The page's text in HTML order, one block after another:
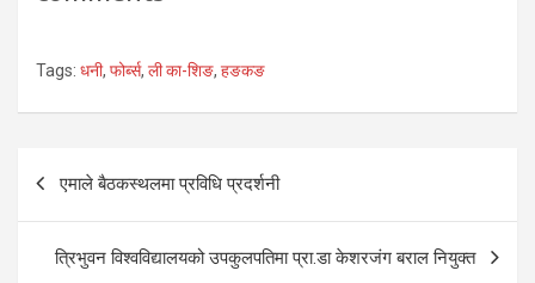
Tags: धनी, फोर्ब्स, ली का-शिङ, हङकङ
Post
navigation
एमाले बैठकस्थलमा प्रविधि प्रदर्शनी
त्रिभुवन विश्वविद्यालयको उपकुलपतिमा प्रा.डा केशरजंग बराल नियुक्त